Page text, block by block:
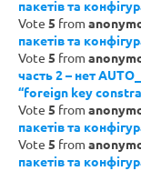
пакетів та
Vote 5 from
пакетів та
Vote 5 from
часть 2 – нет
“foreign key
Vote 5 from
пакетів та
Vote 5 from
пакетів та